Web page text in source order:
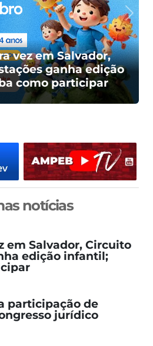
vez em Salvador,
ganha edição
como participar
notícias
em Salvador, Circuito
edição infantil;
participação de
jurídico